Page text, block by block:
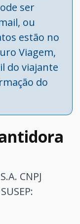
ser
ou
estão no
Viagem,
do viajante
do
CNPJ